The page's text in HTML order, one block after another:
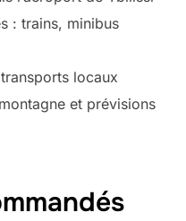
: trains, minibus
locaux
et prévisions